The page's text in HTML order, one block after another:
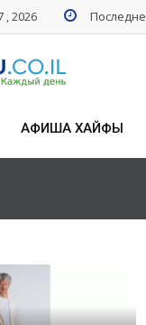
, 2026
АФИША ХАЙФЫ